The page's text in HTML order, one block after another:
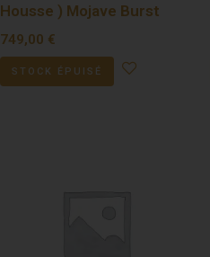
Housse ) Mojave Burst
749,00 €
STOCK ÉPUISÉ